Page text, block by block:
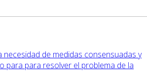
necesidad de medidas consensuadas y
para para resolver el problema de la